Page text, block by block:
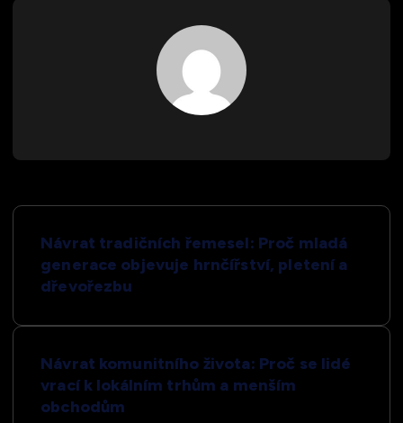
N
v
Návrat tradičních řemesel: Proč mladá
generace objevuje hrnčířství, pletení a
dřevořezbu
Návrat komunitního života: Proč se lidé
vrací k lokálním trhům a menším
obchodům